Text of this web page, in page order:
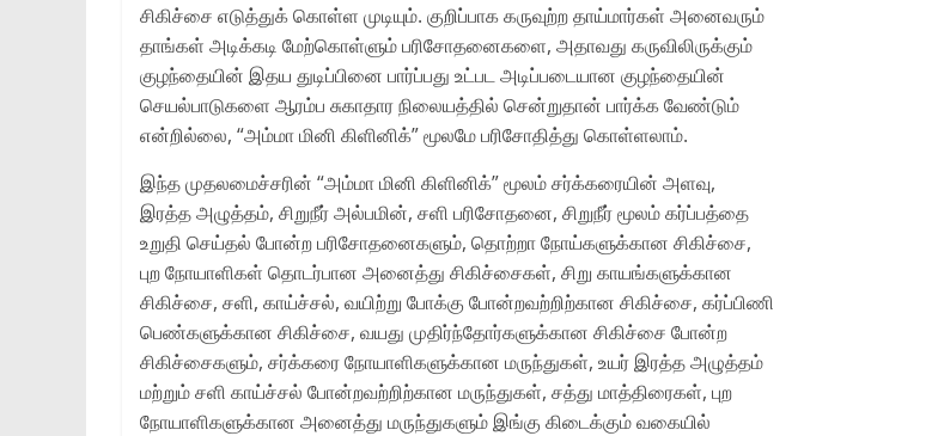
சிகிச்சை எடுத்துக்‌ கொள்ள முடியும்‌. குறிப்பாக கருவுற்ற தாய்மார்கள்‌ அனைவரும்‌
தாங்கள்‌ அடிக்கடி மேற்கொள்ளும்‌ பரிசோதனைகளை, அதாவது கருவிலிருக்கும்‌
குழந்தையின்‌ இதய துடிப்பினை பார்ப்பது உட்பட அடிப்படையான குழந்தையின்‌
செயல்பாடுகளை ஆரம்ப சுகாதார நிலையத்தில்‌ சென்றுதான்‌ பார்க்க வேண்டும்‌
என்றில்லை, “அம்மா மினி கிளினிக்‌” மூலமே பரிசோதித்து கொள்ளலாம்‌.
இந்த முதலமைச்சரின்‌ “அம்மா மினி கிளினிக்‌” மூலம்‌ சர்க்கரையின்‌ அளவு,
இரத்த அழுத்தம்‌, சிறுநீர்‌ அல்பமின்‌, சளி பரிசோதனை, சிறுநீர்‌ மூலம்‌ கர்ப்பத்தை
உறுதி செய்தல்‌ போன்ற பரிசோதனைகளும்‌, தொற்றா நோய்களுக்கான சிகிச்சை,
புற நோயாளிகள்‌ தொடர்பான அனைத்து சிகிச்சைகள்‌, சிறு காயங்களுக்கான
சிகிச்சை, சளி, காய்ச்சல்‌, வயிற்று போக்கு போன்றவற்றிற்கான சிகிச்சை, கர்ப்பிணி
பெண்களுக்கான சிகிச்சை, வயது முதிர்ந்தோர்களுக்கான சிகிச்சை போன்ற
சிகிச்சைகளும்‌, சர்க்கரை நோயாளிகளுக்கான மருந்துகள்‌, உயர்‌ இரத்த அழுத்தம்‌
மற்றும்‌ சளி காய்ச்சல்‌ போன்றவற்றிற்கான மருந்துகள்‌, சத்து மாத்திரைகள்‌, புற
நோயாளிகளுக்கான அனைத்து மருந்துகளும்‌ இங்கு கிடைக்கும்‌ வகையில்‌